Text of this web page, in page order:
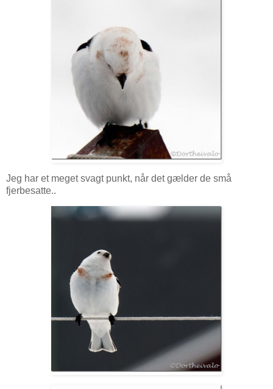
Jeg har et meget svagt punkt, når det gælder de små
fjerbesatte..